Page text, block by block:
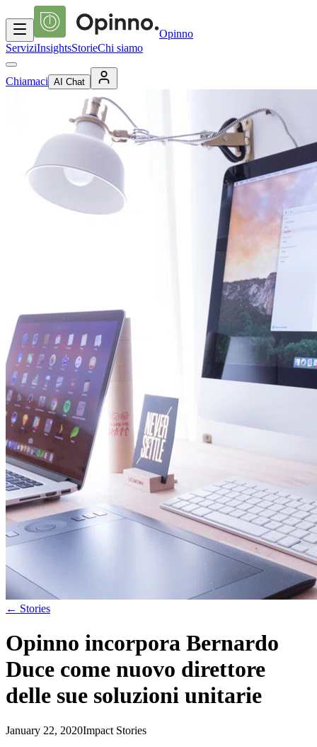
Opinno
ServiziInsightsStorieChi siamo
Chiamaci AI Chat
← Stories
Opinno incorpora Bernardo
Duce come nuovo direttore
delle sue soluzioni unitarie
January 22, 2020Impact Stories